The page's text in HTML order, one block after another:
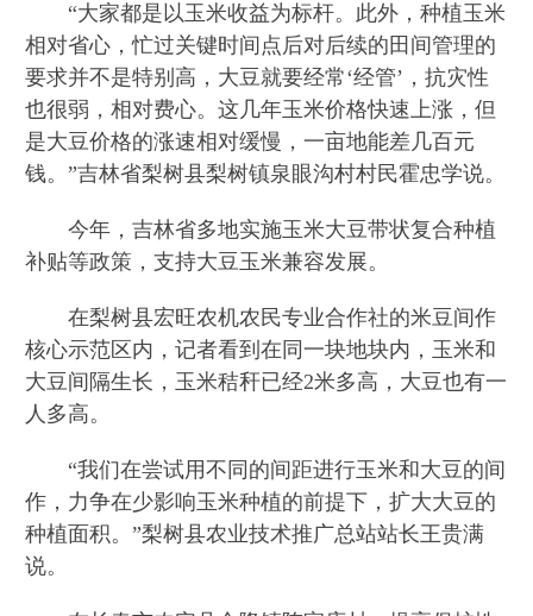
“大家都是以玉米收益为标杆。此外，种植玉米
相对省心，忙过关键时间点后对后续的田间管理的
要求并不是特别高，大豆就要经常‘经管’，抗灾性
也很弱，相对费心。这几年玉米价格快速上涨，但
是大豆价格的涨速相对缓慢，一亩地能差几百元
钱。”吉林省梨树县梨树镇泉眼沟村村民霍忠学说。
今年，吉林省多地实施玉米大豆带状复合种植
补贴等政策，支持大豆玉米兼容发展。
在梨树县宏旺农机农民专业合作社的米豆间作
核心示范区内，记者看到在同一块地块内，玉米和
大豆间隔生长，玉米秸秆已经2米多高，大豆也有一
人多高。
“我们在尝试用不同的间距进行玉米和大豆的间
作，力争在少影响玉米种植的前提下，扩大大豆的
种植面积。”梨树县农业技术推广总站站长王贵满
说。